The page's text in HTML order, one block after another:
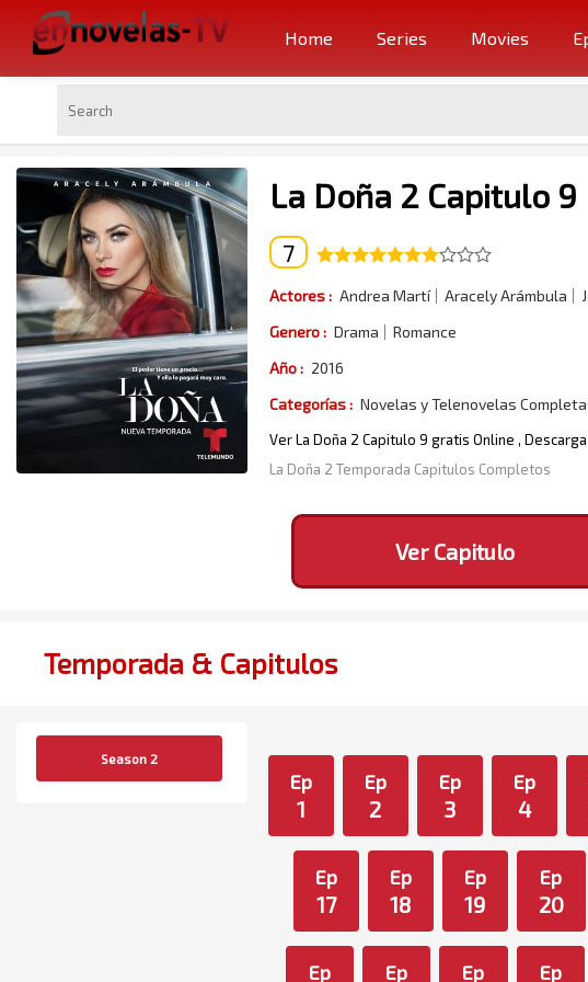
Home Series Movies
La Doña 2 Capitulo 9
7
Actores : Andrea Martí Aracely Arámbula
Genero : Drama Romance
Año : 2016
Categorías : Novelas y Telenovelas
Ver La Doña 2 Capitulo 9 gratis Online ,
La Doña 2 Temporada Capitulos Completos
Ver Capitulo
Temporada & Capitulos
Season 2
Ep
1
Ep
2
Ep
3
Ep
4
Ep
17
Ep
18
Ep
19
Ep
20
Ep Ep Ep Ep